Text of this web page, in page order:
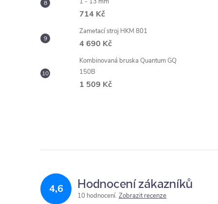
714 Kč
Zametací stroj HKM 801
4 690 Kč
Kombinovaná bruska Quantum GQ
150B
1 509 Kč
4,6 Hodnocení zákazníků
10 hodnocení Zobrazit recenze